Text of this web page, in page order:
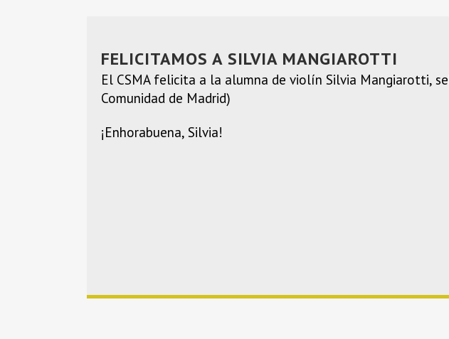
FELICITAMOS A SILVIA MANGIAROTTI
El CSMA felicita a la alumna de violín Silvia Mangiarotti,
Comunidad de Madrid)
¡Enhorabuena, Silvia!